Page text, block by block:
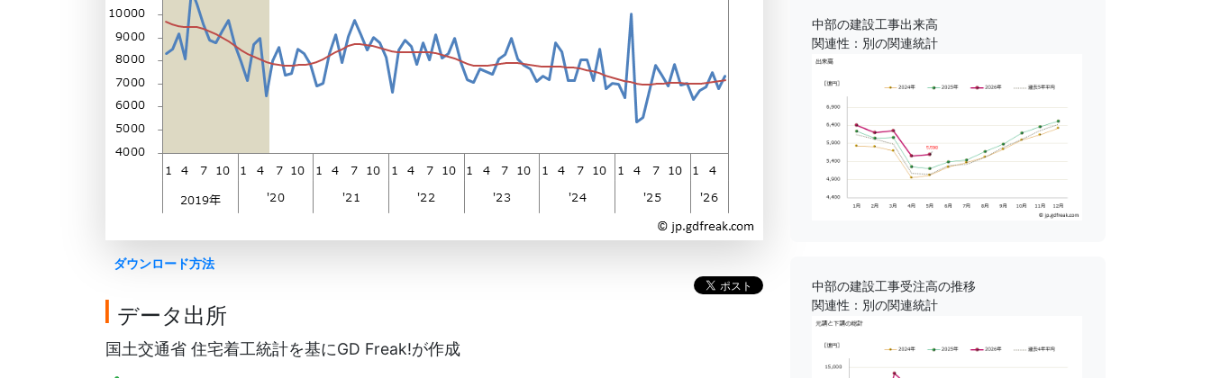
ダウンロード方法
データ出所
国土交通省 住宅着工統計を基にGD Freak!が作成
中部の建設工事出来高
関連性：別の関連統計
中部の建設工事受注高の推移
関連性：別の関連統計